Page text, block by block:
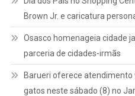
Brown Jr. e caricatura
Osasco homenageia cidade
parceria de cidades-irmãs
Barueri oferece
gatos neste sábado (8) no